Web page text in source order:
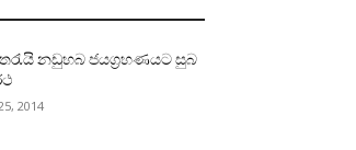
නඩුහබ ජයග්‍රහණයට සුබ
2014